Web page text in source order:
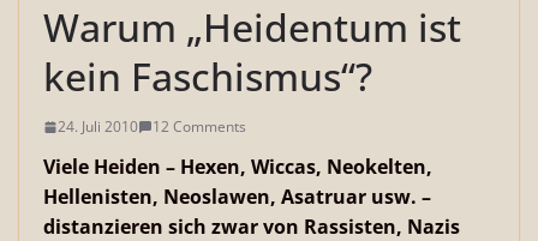
Warum „Heidentum ist
kein Faschismus“?
24. Juli 2010 12 Comments
Viele Heiden – Hexen, Wiccas, Neokelten,
Hellenisten, Neoslawen, Asatruar usw. –
distanzieren sich zwar von Rassisten, Nazis